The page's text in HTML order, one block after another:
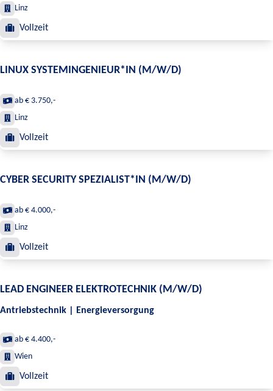
Linz
Vollzeit
LINUX SYSTEMINGENIEUR*IN (M/W/D)
ab € 3.750,-
Linz
Vollzeit
CYBER SECURITY SPEZIALIST*IN (M/W/D)
ab € 4.000,-
Linz
Vollzeit
LEAD ENGINEER ELEKTROTECHNIK (M/W/D)
Antriebstechnik | Energieversorgung
ab € 4.400,-
Wien
Vollzeit